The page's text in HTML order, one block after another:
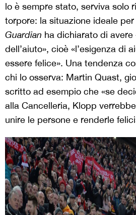
lo è sempre stato, serviva solo
torpore: la situazione ideale per
Guardian ha dichiarato di avere
dell’aiuto», cioè «l’esigenza di
essere felice». Una tendenza
chi lo osserva: Martin Quast,
scritto ad esempio che «se
alla Cancelleria, Klopp
unire le persone e renderle